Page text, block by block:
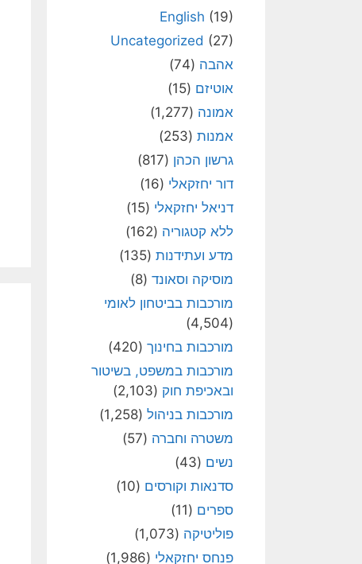
English (19)
Uncategorized (27)
אהבה (74)
אוטיזם (15)
אמונה (1,277)
אמנות (253)
גרשון הכהן (817)
דור יחזקאלי (16)
דניאל יחזקאלי (15)
ללא קטגוריה (162)
מדע ועתידנות (135)
מוסיקה וסאונד (8)
מורכבות בביטחון לאומי
(4,504)
מורכבות בחינוך (420)
מורכבות במשפט, בשיטור
ובאכיפת חוק (2,103)
מורכבות בניהול (1,258)
משטרה וחברה (57)
נשים (43)
סדנאות וקורסים (10)
ספרים (11)
פוליטיקה (1,073)
פנחס יחזקאלי (1,986)